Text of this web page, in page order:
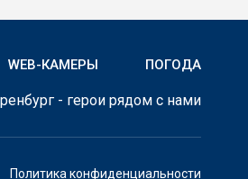
WEB-КАМЕРЫ ПОГОДА
- герои рядом с нами
Политика конфиденциальности